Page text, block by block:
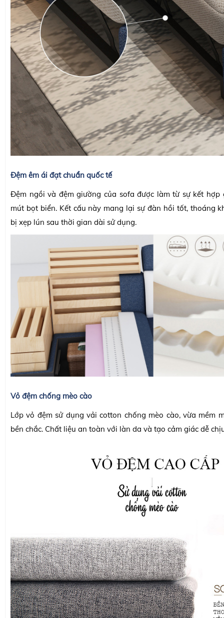
Đệm êm ái đạt chuẩn quốc tế
Đệm ngồi và đệm giường của sofa được làm từ sự kết hợp
mút bọt biển. Kết cấu này mang lại sự đàn hồi tốt, thoáng
bị xẹp lún sau thời gian dài sử dụng.
Vỏ đệm chống mèo cào
Lớp vỏ đệm sử dụng vải cotton chống mèo cào, vừa mềm
bền chắc. Chất liệu an toàn với làn da và tạo cảm giác dễ